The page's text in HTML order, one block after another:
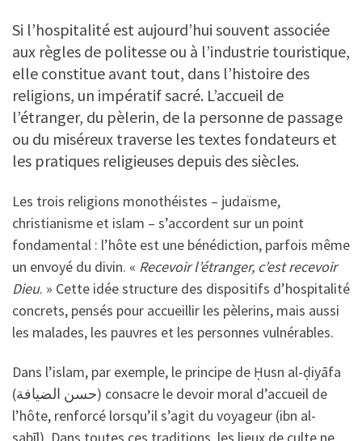
Si l’hospitalité est aujourd’hui souvent associée
aux règles de politesse ou à l’industrie touristique,
elle constitue avant tout, dans l’histoire des
religions, un impératif sacré. L’accueil de
l’étranger, du pèlerin, de la personne de passage
ou du miséreux traverse les textes fondateurs et
les pratiques religieuses depuis des siècles.
Les trois religions monothéistes – judaïsme,
christianisme et islam – s’accordent sur un point
fondamental : l’hôte est une bénédiction, parfois même
un envoyé du divin. « Recevoir l’étranger, c’est recevoir
Dieu. » Cette idée structure des dispositifs d’hospitalité
concrets, pensés pour accueillir les pèlerins, mais aussi
les malades, les pauvres et les personnes vulnérables.
Dans l’islam, par exemple, le principe de Ḥusn al-ḍiyāfa
(حسن الضيافة) consacre le devoir moral d’accueil de
l’hôte, renforcé lorsqu’il s’agit du voyageur (ibn al-